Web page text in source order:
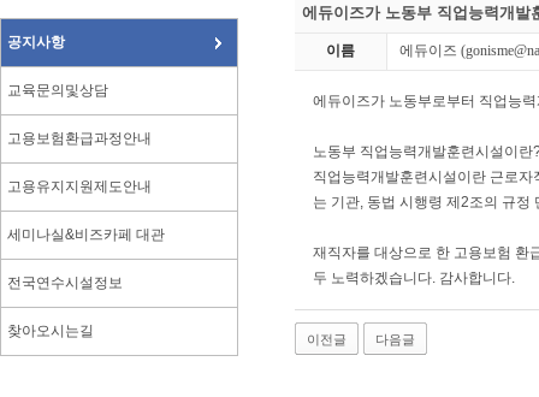
공지사항
교육문의및상담
고용보험환급과정안내
고용유지지원제도안내
세미나실&비즈카페 대관
전국연수시설정보
찾아오시는길
에듀이즈가 노동부 직업능력개발
이름 에듀이즈
에듀이즈가 노동부로부터 직업능
노동부 직업능력개발훈련시설이란
직업능력개발훈련시설이란 근로
는 기관, 동법 시행령 제2조의 규
재직자를 대상으로 한 고용보험 환
두 노력하겠습니다. 감사합니다.
이전글 다음글